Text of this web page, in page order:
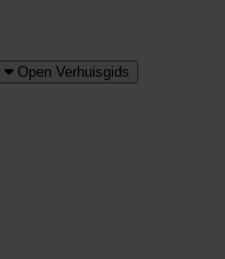
Open Verhuisgids